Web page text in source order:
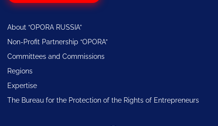
About “OPORA RUSSIA”
Non-Profit Partnership “OPORA”
Committees and Commissions
Regions
Expertise
The Bureau for the Protection of the Rights of Entrepreneurs